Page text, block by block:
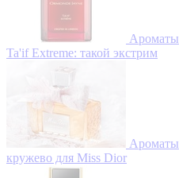
Ароматы
Ta'if Extreme: такой экстрим
Ароматы
кружево для Miss Dior